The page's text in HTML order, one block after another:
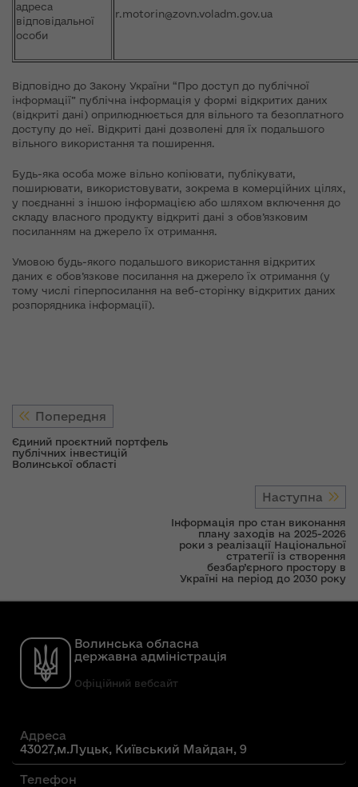
адреса
відповідальної
особи
r.motorin@zovn.voladm.gov.ua
Відповідно до Закону України “Про доступ до публічної
інформації” публічна інформація у формі відкритих даних
(відкриті дані) оприлюднюється для вільного та безоплатного
доступу до неї. Відкриті дані дозволені для їх подальшого
вільного використання та поширення.
Будь-яка особа може вільно копіювати, публікувати,
поширювати, використовувати, зокрема в комерційних цілях,
у поєднанні з іншою інформацією або шляхом включення до
складу власного продукту відкриті дані з обов’язковим
посиланням на джерело їх отримання.
Умовою будь-якого подальшого використання відкритих
даних є обов’язкове посилання на джерело їх отримання (у
тому числі гіперпосилання на веб-сторінку відкритих даних
розпорядника інформації).
Попередня
Єдиний проєктний портфель
публічних інвестицій
Волинської області
Наступна
Інформація про стан виконання
плану заходів на 2025-2026
роки з реалізації Національної
стратегії із створення
безбар’єрного простору в
Україні на період до 2030 року
Волинська обласна
державна адміністрація
Офіційний вебсайт
Адреса
43027,м.Луцьк, Київський Майдан, 9
Телефон